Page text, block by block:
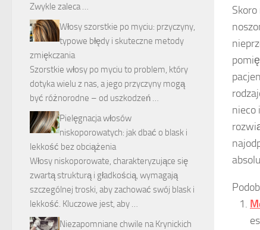
nieco
Zwykle zaleca …
Włosy szorstkie po myciu: przyczyny,
typowe błędy i skuteczne metody
zmiękczania
Szorstkie włosy po myciu to problem, który
dotyka wielu z nas, a jego przyczyny mogą
być różnorodne – od uszkodzeń …
Pielęgnacja włosów
niskoporowatych: jak dbać o blask i
lekkość bez obciążenia
Włosy niskoporowate, charakteryzujące się
zwartą strukturą i gładkością, wymagają
szczególnej troski, aby zachować swój blask i
lekkość. Kluczowe jest, aby …
Niezapomniane chwile na Krynickich